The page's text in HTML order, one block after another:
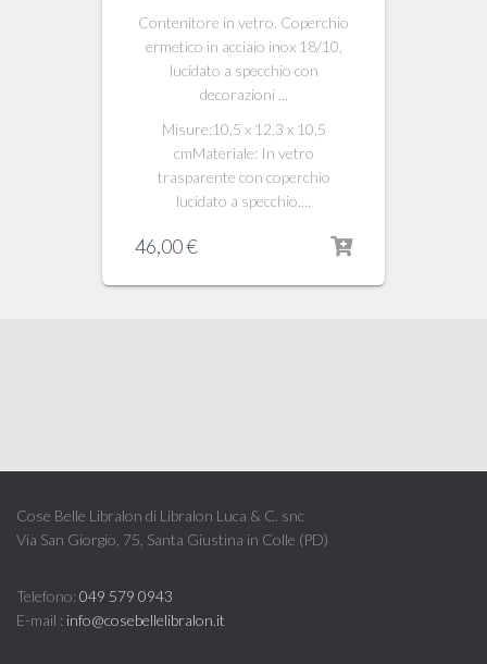
Contenitore in vetro. Coperchio
ermetico in acciaio inox 18/10,
lucidato a specchio con
decorazioni ...
Misure:10,5 x 12,3 x 10,5
cmMateriale: In vetro
trasparente con coperchio
lucidato a specchio....
46,00€
Cose Belle Libralon di Libralon Luca & C. snc
Via San Giorgio, 75, Santa Giustina in Colle (PD)
Telefono: 049 579 0943
E-mail : info@cosebellelibralon.it